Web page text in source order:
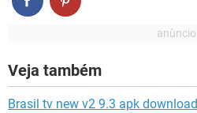
Veja também
Brasil tv new v2 9.3 apk download